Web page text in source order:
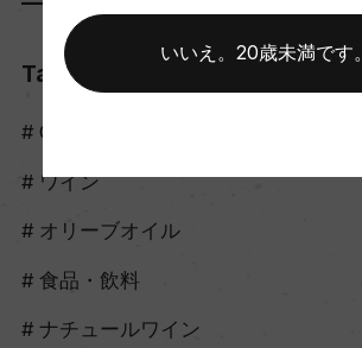
Tags
Craft Sake
ワイン
オリーブオイル
食品・飲料
ナチュールワイン
いいえ。20歳未満です。